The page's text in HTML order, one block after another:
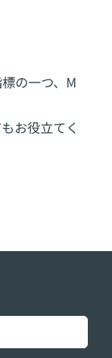
の一つ、M
お役立てく